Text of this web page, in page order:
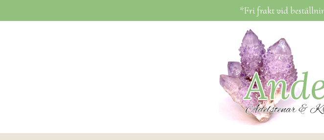
*Fri frakt vid